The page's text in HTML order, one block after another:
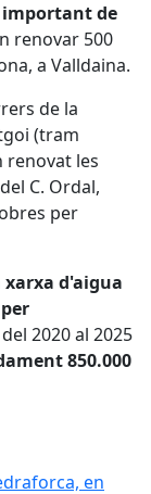
important de
renovar 500
a Valldaina.
de la
(tram
renovat les
C. Ordal,
per
d'aigua
del 2020 al 2025
850.000
en una